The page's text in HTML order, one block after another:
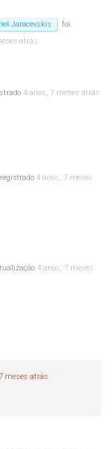
Jaracevskis
foi
atrás
4 anos, 7 meses atrás
4 anos, 7 meses
4 anos, 7 meses
meses atrás